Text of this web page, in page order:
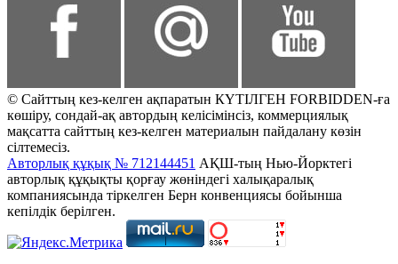
© Сайттың кез-келген ақпаратын КҮТІЛГЕН FORBIDDEN-ға
көшіру, сондай-ақ автордың келісімінсіз, коммерциялық
мақсатта сайттың кез-келген материалын пайдалану көзін
сілтемесіз.
Авторлық құқық № 712144451 АҚШ-тың Нью-Йорктегі
авторлық құқықты қорғау жөніндегі халықаралық
компаниясында тіркелген Берн конвенциясы бойынша
кепілдік берілген.